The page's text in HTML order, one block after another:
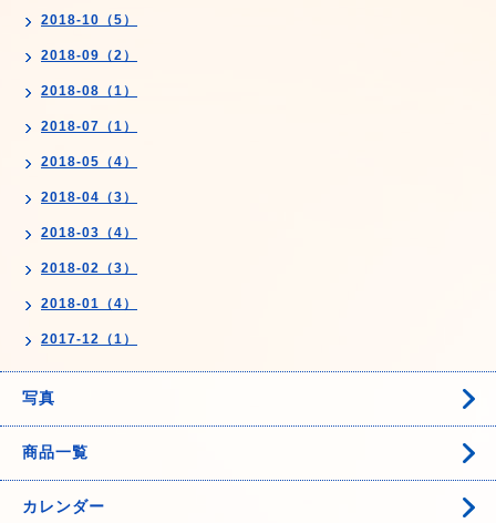
2018-10（5）
2018-09（2）
2018-08（1）
2018-07（1）
2018-05（4）
2018-04（3）
2018-03（4）
2018-02（3）
2018-01（4）
2017-12（1）
写真
商品一覧
カレンダー